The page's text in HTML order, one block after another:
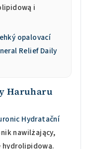
i
opalovací
Relief Daily
Haruharu
Hydratační
nawilżający,